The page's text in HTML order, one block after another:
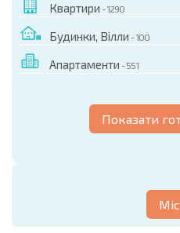
Квартири - 1290
Будинки, Вілли - 100
Апартаменти - 551
Показати